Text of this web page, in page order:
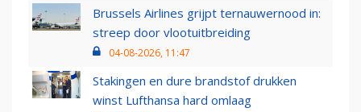
Brussels Airlines grijpt ternauwernood in:
streep door vlootuitbreiding
04-08-2026, 11:47
Stakingen en dure brandstof drukken
winst Lufthansa hard omlaag